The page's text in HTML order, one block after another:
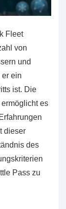
Fleet
von
und
ein
ist. Die
es
dieser
des
Pass zu